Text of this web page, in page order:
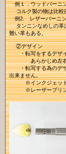
例１．ウッドバー
コルク製の物は比較
例2. レザーバーニ
タンニンなめしの革
難い革もある。
②デザイン
・転写をするデザイ
あらかじめ左右を
・転写する為のデザ
出来ません。
※インクジェットプ
※レーザープリンタ